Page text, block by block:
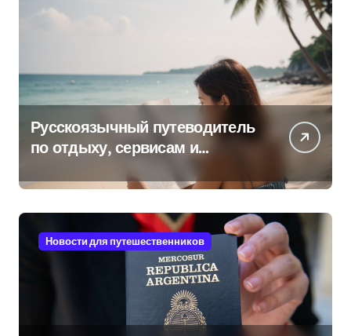
Русскоязычный путеводитель
по отдыху, сервисам и
Восточной Азии
Новости для путешественников